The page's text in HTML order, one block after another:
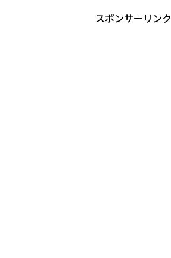
スポンサーリンク